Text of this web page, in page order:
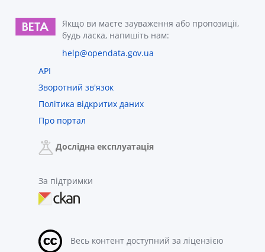
Якщо ви маєте зауваження або пропозиції,
будь ласка, напишіть нам:
help@opendata.gov.ua
API
Зворотний зв'язок
Політика відкритих даних
Про портал
Дослідна експлуатація
За підтримки
Весь контент доступний за ліцензією